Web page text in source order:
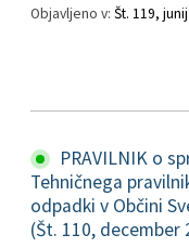
Objavljeno v: Št. 119,
PRAVILNIK o
Tehničnega
odpadki v Občini
(Št. 110, december